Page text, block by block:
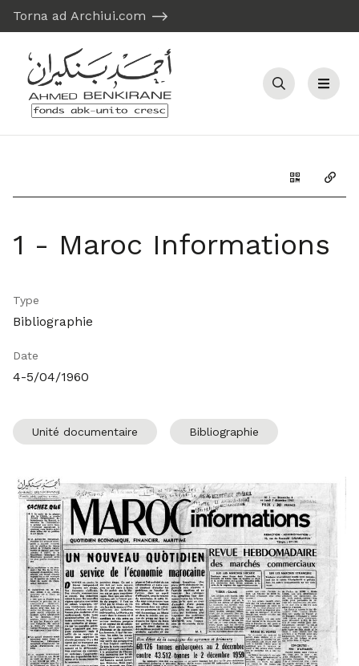
Torna ad Archiui.com
Recherche
Menu
Générer le
1 - Maroc Informations
Type
Bibliographie
Date
4-5/04/1960
Unité documentaire Bibliographie